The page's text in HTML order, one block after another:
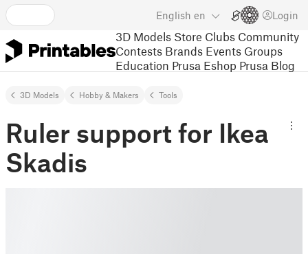
English en Login
3D Models Store Clubs Community
Contests Brands Events Groups
Education Prusa Eshop Prusa Blog
3D Models Hobby & Makers Tools
Ruler support for Ikea
Skadis